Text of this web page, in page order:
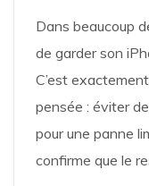
Dans beaucoup
de garder son
C’est
pensée : éviter
pour une panne
confirme que le